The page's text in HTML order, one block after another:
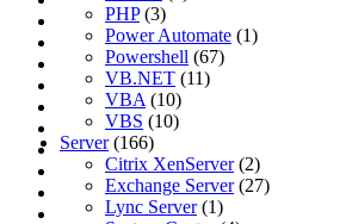
PHP(3)
Power Automate (1)
Powershell (67)
VB.NET (11)
VBA (10)
VBS (10)
Server(166)
Citrix XenServer(2)
Exchange Server(27)
Lync Server(1)